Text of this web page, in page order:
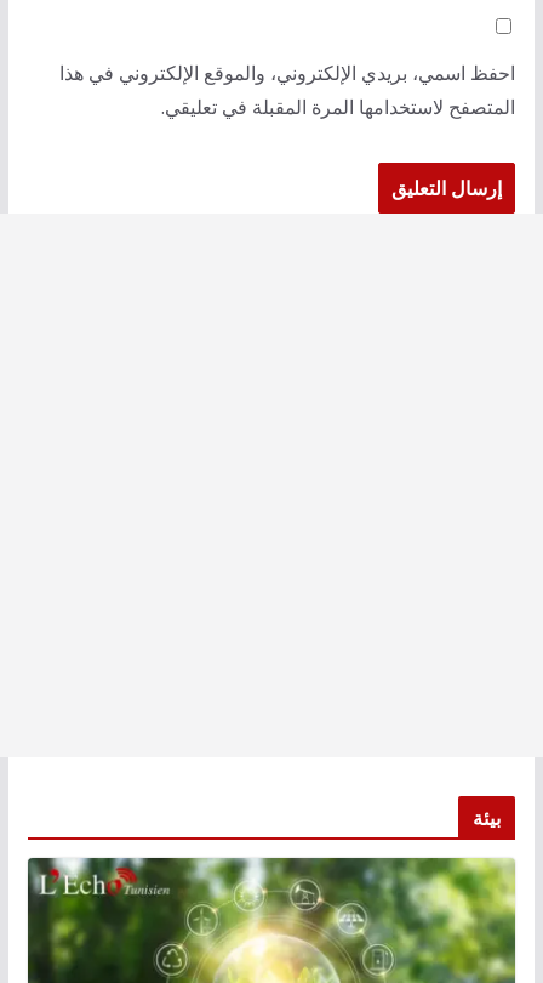
احفظ اسمي، بريدي الإلكتروني، والموقع الإلكتروني في هذا
المتصفح لاستخدامها المرة المقبلة في تعليقي.
بيئة